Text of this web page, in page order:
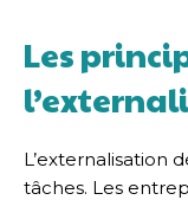
Les
L’externalisation
tâches. Les